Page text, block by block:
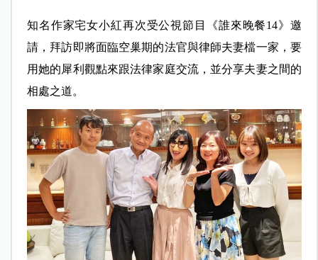
知名作家宅女小紅再次受公視節目《誰來晚餐14》邀
請，拜訪即將面臨空巢期的法官與律師夫妻檔一家，要
用她的犀利觀點來跟法律家庭交流，並分享夫妻之間的
相處之道。